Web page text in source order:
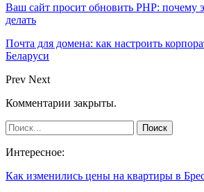
Ваш сайт просит обновить PHP: почему
делать
Почта для домена: как настроить
Беларуси
Prev Next
Комментарии закрыты.
Интересное:
Как изменились цены на квартиры в